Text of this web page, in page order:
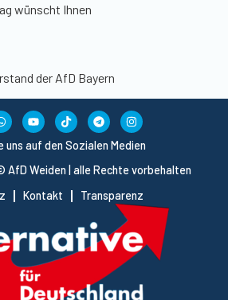
wünscht Ihnen
der AfD Bayern
Weiden | alle Rechte vorbehalten
Kontakt Transparenz
uns auf den Sozialen Medien